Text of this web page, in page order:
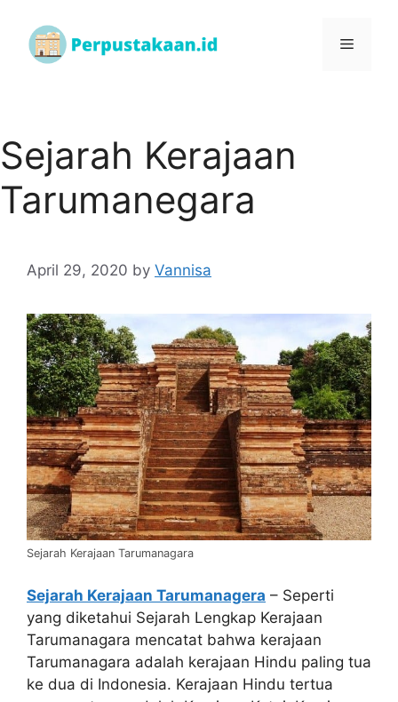
Sejarah Kerajaan
Tarumanegara
April 29, 2020 by Vannisa
Sejarah Kerajaan Tarumanagara
Sejarah Kerajaan Tarumanagera – Seperti
yang diketahui Sejarah Lengkap Kerajaan
Tarumanagara mencatat bahwa kerajaan
Tarumanagara adalah kerajaan Hindu paling tua
ke dua di Indonesia. Kerajaan Hindu tertua